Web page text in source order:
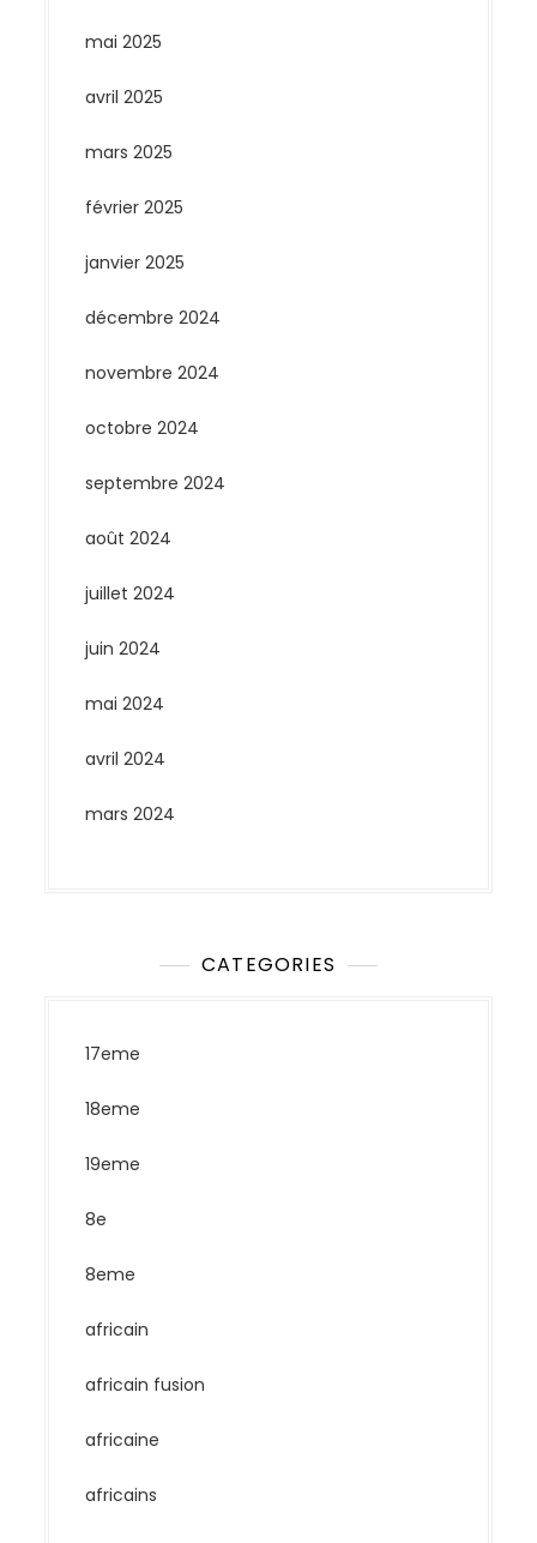
mai 2025
avril 2025
mars 2025
février 2025
janvier 2025
décembre 2024
novembre 2024
octobre 2024
septembre 2024
août 2024
juillet 2024
juin 2024
mai 2024
avril 2024
mars 2024
CATEGORIES
17eme
18eme
19eme
8e
8eme
africain
africain fusion
africaine
africains